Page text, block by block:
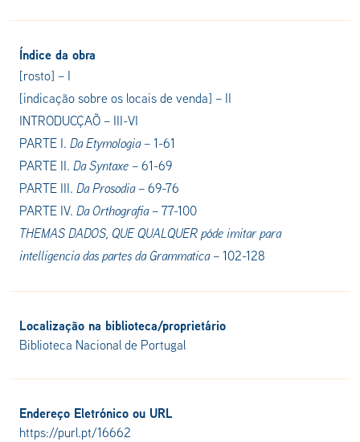
Índice da obra
[rosto] – I
[indicação sobre os locais de venda] – II
INTRODUCÇAÕ – III-VI
PARTE I. Da Etymologia – 1-61
PARTE II. Da Syntaxe – 61-69
PARTE III. Da Prosodia – 69-76
PARTE IV. Da Orthografia – 77-100
THEMAS DADOS, QUE QUALQUER póde imitar para
intelligencia das partes da Grammatica – 102-128
Localização na biblioteca/proprietário
Biblioteca Nacional de Portugal
Endereço Eletrónico ou URL
https://purl.pt/16662